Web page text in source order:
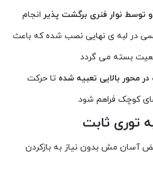
انجام
در لبه ی نهایی نصب شده که باعث
بسته می گردد
محور بالایی تعبیه شده تا حرکت
کوچک فراهم شود
توری ثابت
آسان مش بدون نیاز به بازکردن